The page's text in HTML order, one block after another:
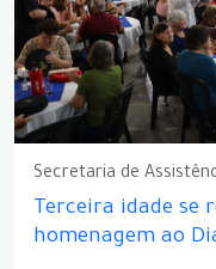
Secretaria de
Terceira idade se
homenagem ao